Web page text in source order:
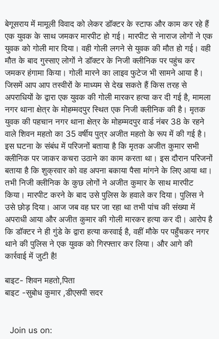
बेगूसराय में मामूली विवाद को लेकर डॉक्टर के स्टाफ और काम कर रहे हैं
एक युवक के साथ जमकर मारपीट हो गई। मारपीट से नाराज लोगों ने एक
युवक को गोली मार दिया। वही गोली लगने से युवक की मौत हो गई। वही
मौत के बाद गुस्साए लोगों ने डॉक्टर के निजी क्लीनिक पर पहुंच कर
जमकर हंगामा किया। गोली मारने का लाइव फुटेज भी सामने आया है।
जिसमें आप आप तस्वीरों के माध्यम से देख सकते हैं किस तरह से
अपराधियों के द्वारा एक युवक की गोली मारकर हत्या कर दी गई है, मामला
नगर थाना क्षेत्र के मोहम्मदपुर स्थित एक निजी क्लीनिक की है। मृतक
युवक की पहचान नगर थाना क्षेत्र के मोहम्मदपुर वार्ड नंबर 38 के रहने
वाले शिवन महतो का 35 वर्षीय पुत्र अजीत महतो के रूप में की गई है।
इस घटना के संबंध में परिजनों बताया है कि मृतक अजीत कुमार सभी
क्लीनिक पर जाकर कचरा उठाने का काम करता था। इस दौरान परिजनों
बताया है कि शुक्रवार को वह अपना बकाया पैसा मांगने के लिए आया था।
तभी निजी क्लीनिक के कुछ लोगों ने अजीत कुमार के साथ मारपीट
किया। मारपीट करने के बाद उसे पुलिस के हवाले कर दिया। पुलिस ने
उसे छोड़ दिया। आज जब वह घर जा रहा था तभी पांच की संख्या में
अपराधी आया और अजीत कुमार की गोली मारकर हत्या कर दी। आरोप है
कि डॉक्टर ने ही गुंडे के द्वारा हत्या करवाई है, वहीं मौके पर पहुँचकर नगर
थाने की पुलिस ने एक युवक को गिरफ्तार कर लिया। और आगे की
कार्रवाई में जुटी है!
बाइट- शिवन महतो,पिता
बाइट -सुबोध कुमार ,डीएसपी सदर
Join us on: